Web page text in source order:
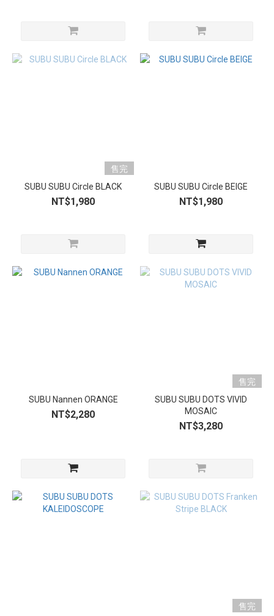
售完
SUBU SUBU Circle BLACK
NT$1,980
SUBU SUBU Circle BEIGE
NT$1,980
SUBU Nannen ORANGE
NT$2,280
售完
SUBU SUBU DOTS VIVID
MOSAIC
NT$3,280
售完